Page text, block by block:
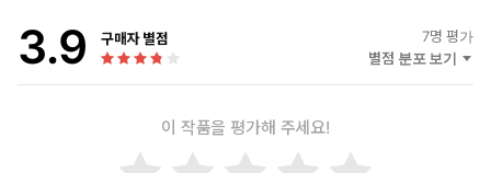
3.9 구매자 별점 7명 평가
별점 분포 보기
이 작품을 평가해 주세요!